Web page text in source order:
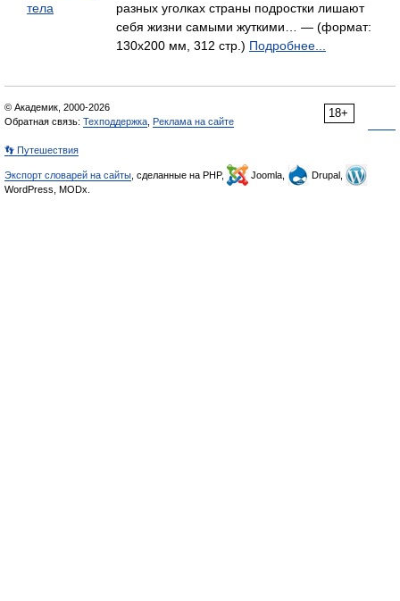
тела
разных уголках страны подростки лишают
себя жизни самыми жуткими… — (формат:
130х200 мм, 312 стр.) Подробнее...
18+
© Академик, 2000-2026
Обратная связь: Техподдержка Реклама на сайте
👣 Путешествия
Экспорт словарей на сайты , сделанные на PHP, Joomla,
Drupal,
WordPress, MODx.